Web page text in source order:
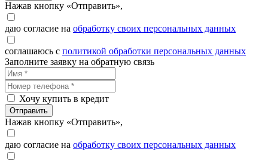
Нажав кнопку «Отправить»,
даю согласие на обработку своих персональных данных
соглашаюсь с политикой обработки персональных данных
Заполните заявку на обратную связь
Хочу купить в кредит
Отправить
Нажав кнопку «Отправить»,
даю согласие на обработку своих персональных данных